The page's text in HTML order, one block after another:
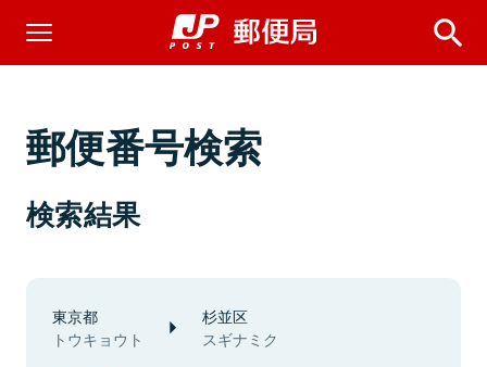
郵便番号検索
検索結果
東京都
トウキョウト
杉並区
スギナミク